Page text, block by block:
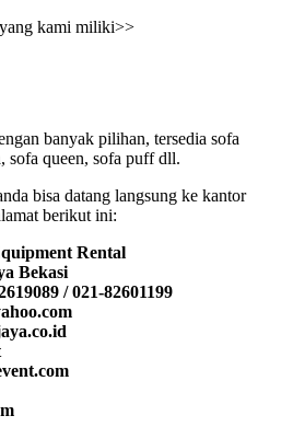
kami miliki>>
banyak pilihan, tersedia sofa
sofa queen, sofa puff dll.
bisa datang langsung ke kantor
berikut ini:
Rental
Bekasi
/ 021-82601199